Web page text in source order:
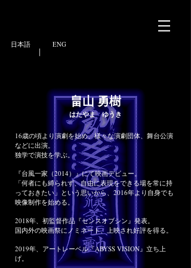
日本語 ENG
|
畠山 勇樹
16歳の頃より演劇を始め、様々な演劇団体、舞台公演
などに出演。
独学で演技を学ぶ。
『台風一家（2014）』にて映画デビュー。
「何者にも縛られず、自由に表現をできる場を常に持
っておきたい」という思いから、2016年より自身でも
映像制作を始める。
2018年、初監督作品『センスオブシン』発表。
​国内外の映画祭にノミネート、上映され好評を得る。
2019年、アートレーベル『ABYSS VISION』立ち上
げ。
​はたやま ゆうき